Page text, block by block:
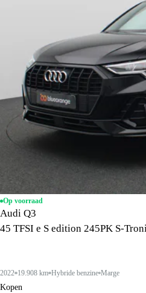
Op voorraad
Audi Q3
45 TFSI e S edition 245PK S-
2022 19.908 km Hybride benzine Marge
Kopen